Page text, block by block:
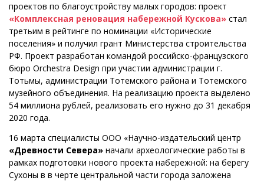
проектов по благоустройству малых городов: проект
«Комплексная реновация набережной Кускова» стал
третьим в рейтинге по номинации «Исторические
поселения» и получил грант Министерства строительства
РФ. Проект разработан командой российско-французского
бюро Orchestra Design при участии администрации г.
Тотьмы, администрации Тотемского района и Тотемского
музейного объединения. На реализацию проекта выделено
54 миллиона рублей, реализовать его нужно до 31 декабря
2020 года.
16 марта специалисты ООО «Научно-издательский центр
«Древности Севера» начали археологические работы в
рамках подготовки нового проекта набережной: на берегу
Сухоны в в черте центральной части города заложена